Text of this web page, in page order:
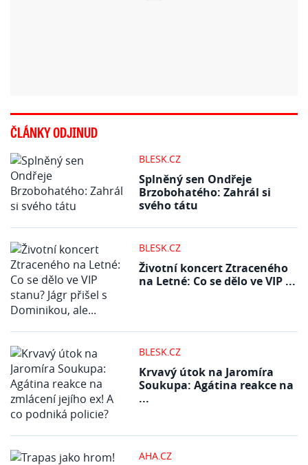
ČLÁNKY ODJINUD
BLESK.CZ
Splněný sen Ondřeje
Brzobohatého: Zahrál si
svého tátu
BLESK.CZ
Životní koncert Ztraceného
na Letné: Co se dělo ve VIP ...
BLESK.CZ
Krvavý útok na Jaromíra
Soukupa: Agátina reakce na
...
AHA.CZ